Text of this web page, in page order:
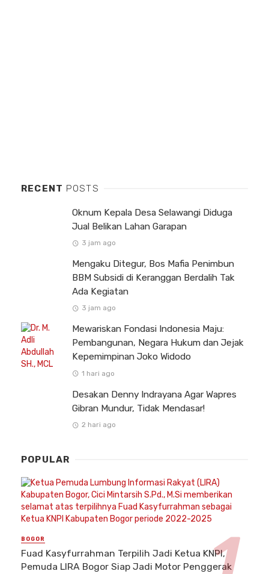
RECENT POSTS
Oknum Kepala Desa Selawangi Diduga
Jual Belikan Lahan Garapan
3 jam ago
Mengaku Ditegur, Bos Mafia Penimbun
BBM Subsidi di Keranggan Berdalih Tak
Ada Kegiatan
3 jam ago
Mewariskan Fondasi Indonesia Maju:
Pembangunan, Negara Hukum dan Jejak
Kepemimpinan Joko Widodo
1 hari ago
Desakan Denny Indrayana Agar Wapres
Gibran Mundur, Tidak Mendasar!
2 hari ago
POPULAR
BOGOR
Fuad Kasyfurrahman Terpilih Jadi Ketua KNPI,
Pemuda LIRA Bogor Siap Jadi Motor Penggerak